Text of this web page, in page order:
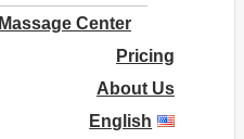
Massage Center
Pricing
About Us
English